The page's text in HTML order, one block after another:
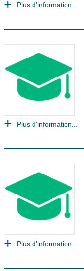
Plus d'information...
Plus d'information...
Plus d'information...